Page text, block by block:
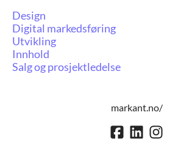
Design
Digital markedsføring
Utvikling
Innhold
Salg og prosjektledelse
markant.no/